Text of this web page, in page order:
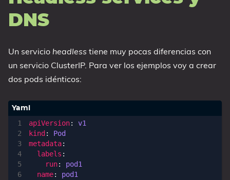
DNS
Un servicio headless tiene muy pocas diferencias con
un servicio ClusterIP. Para ver los ejemplos voy a crear
dos pods idénticos:
1
4
6
apiVersion:
v1
kind :
Pod
metadata:
labels :
run:
pod1
name:
pod1